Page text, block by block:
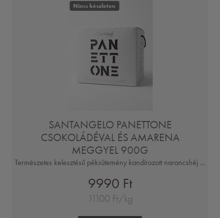
Nincs készleten
SANTANGELO PANETTONE
CSOKOLÁDÉVAL ÉS AMARENA
MEGGYEL 900G
Természetes kelesztésű péksütemény kandírozott narancshéj ...
9990 Ft
11100 Ft/kg